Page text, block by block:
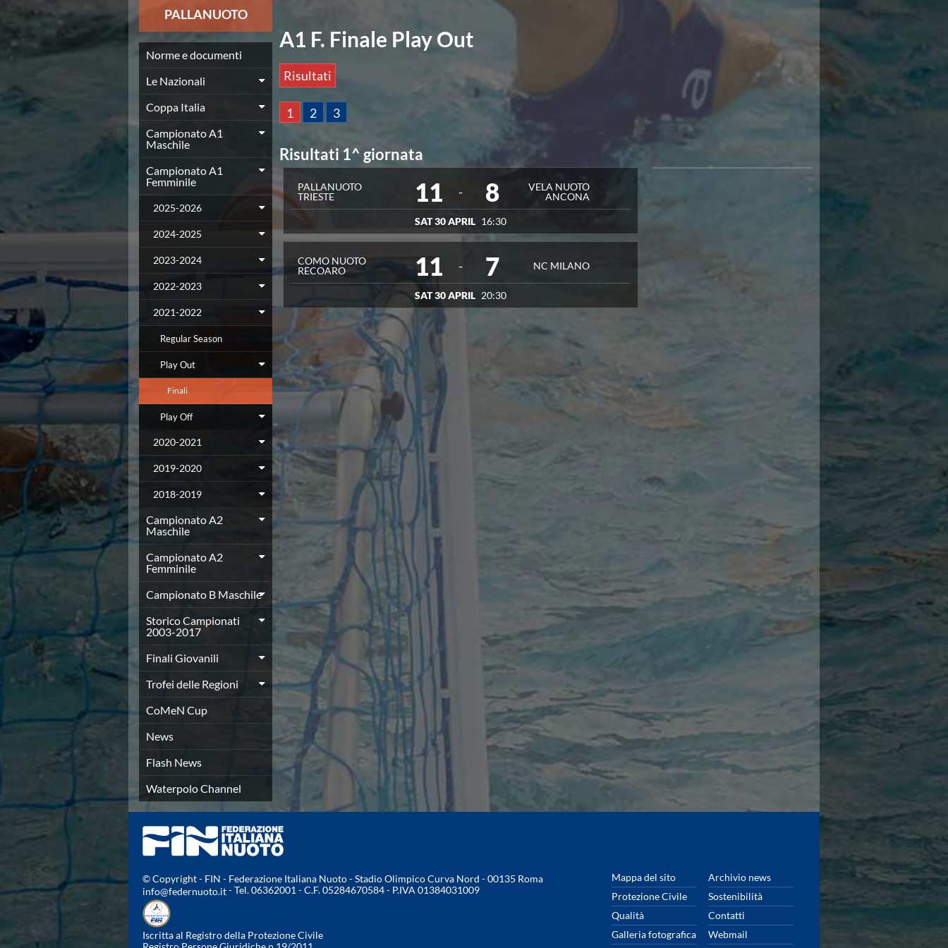
News
Europei a modo Mei
Nuoto
Eventi attività agonistica
Calendario nazionale
Norme e documenti
Risultati e Classifiche
Graduatorie
Graduatorie Stagione 2025-2026
Azzurri
Records
News
Flash News
Pallanuoto
Norme e documenti
Le Nazionali
Coppa Italia
Campionato A1 Maschile
Campionato A1 Femminile
Campionato A2 Maschile
Campionato A2 Femminile
Campionato B Maschile
Storico Campionati 2003-2017
Finali Giovanili
Trofei delle Regioni
CoMeN Cup
Flash News
Waterpolo Channel
Tuffi
Eventi
Norme e documenti
Risultati e Classifiche
Azzurri
News
Flash News
Artistico
Eventi
Norme e documenti
Risultati e Classifiche
Azzurri
News
Flash News
Fondo
Eventi
Grand Prix
Norme e documenti
Risultati e Classifiche
Primati
Azzurri
News
Flash News
Salvamento
Eventi
Risultati e Classifiche
Albi d'oro - Primati
News
Flash News
Master
PALLANUOTO
Norme e documenti
Le Nazionali
Coppa Italia
Campionato A1
Maschile
Campionato A1
Femminile
2025-2026
2024-2025
2023-2024
2022-2023
2021-2022
Regular Season
Play Out
Finali
Play Off
2020-2021
2019-2020
2018-2019
Campionato A2
Maschile
Campionato A2
Femminile
Campionato B Maschile
Storico Campionati
2003-2017
Finali Giovanili
Trofei delle Regioni
CoMeN Cup
News
Flash News
Waterpolo Channel
A1 F. Finale Play Out
Risultati
1 2 3
Risultati 1^ giornata
PALLANUOTO
TRIESTE
11 - 8
VELA NUOTO
ANCONA
SAT 30 APRIL 16:30
COMO NUOTO
RECOARO
11 - 7 NC MILANO
SAT 30 APRIL 20:30
© Copyright - FIN - Federazione Italiana Nuoto - Stadio Olimpico Curva Nord - 00135 Roma
info@federnuoto.it- Tel. 06362001 - C.F. 05284670584 - P.IVA 01384031009
Iscritta al Registro della Protezione Civile
Mappa del sito
Archivio news
Protezione Civile
Sostenibilità
Qualità
Contatti
Galleria fotografica
Webmail